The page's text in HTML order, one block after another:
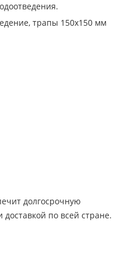
трапы 150х150 мм
долгосрочную
по всей стране.